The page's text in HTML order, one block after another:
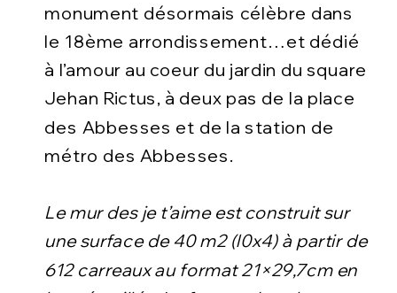
monument désormais célèbre dans
le 18ème arrondissement…et dédié
à l’amour au coeur du jardin du square
Jehan Rictus, à deux pas de la place
des Abbesses et de la station de
métro des Abbesses.
Le mur des je t’aime est construit sur
une surface de 40 m2 (l0x4) à partir de
612 carreaux au format 21×29,7cm en